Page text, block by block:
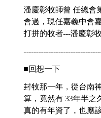
潘慶彰牧師曾 任總會
會過，現任嘉義中會
打拼的牧者---潘慶彰
■回想一下
封牧那一年，從台南
算，竟然有 33年半之
真的有年資了，也應